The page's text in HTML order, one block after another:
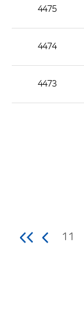
4475
4474
4473
11